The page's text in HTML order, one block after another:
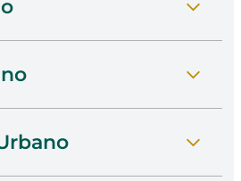
A Planitone
Control Interno
Talento Humano